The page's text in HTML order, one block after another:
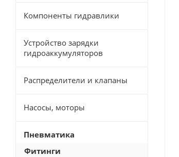
Компоненты гидравлики
Устройство зарядки
гидроаккумуляторов
Распределители и клапаны
Насосы, моторы
Пневматика
Фитинги